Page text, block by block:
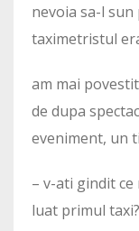
nevoia sa-l sun
taximetristul
am mai
de dupa
eveniment, un
– v-ati gindit ce
luat primul taxi?